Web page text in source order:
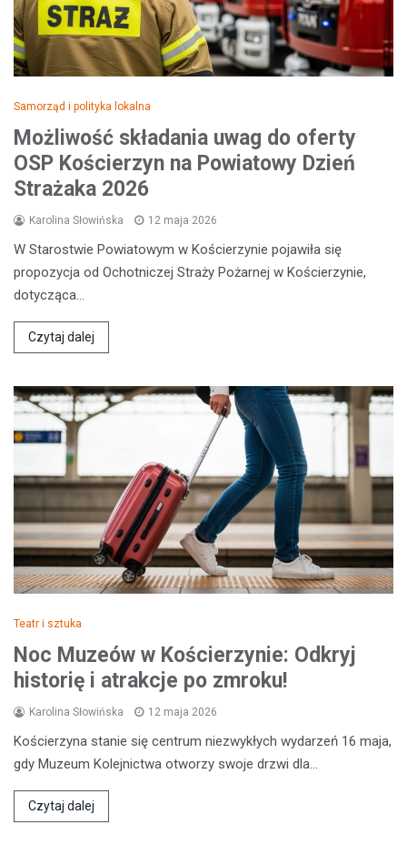
Samorząd i polityka lokalna
Możliwość składania uwag do oferty
OSP Kościerzyn na Powiatowy Dzień
Strażaka 2026
Karolina Słowińska 12 maja 2026
W Starostwie Powiatowym w Kościerzynie pojawiła się
propozycja od Ochotniczej Straży Pożarnej w Kościerzynie,
dotycząca…
Czytaj dalej
Teatr i sztuka
Noc Muzeów w Kościerzynie: Odkryj
historię i atrakcje po zmroku!
Karolina Słowińska 12 maja 2026
Kościerzyna stanie się centrum niezwykłych wydarzeń 16 maja,
gdy Muzeum Kolejnictwa otworzy swoje drzwi dla…
Czytaj dalej